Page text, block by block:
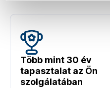
Több mint 30 év
tapasztalat az Ön
szolgálatában